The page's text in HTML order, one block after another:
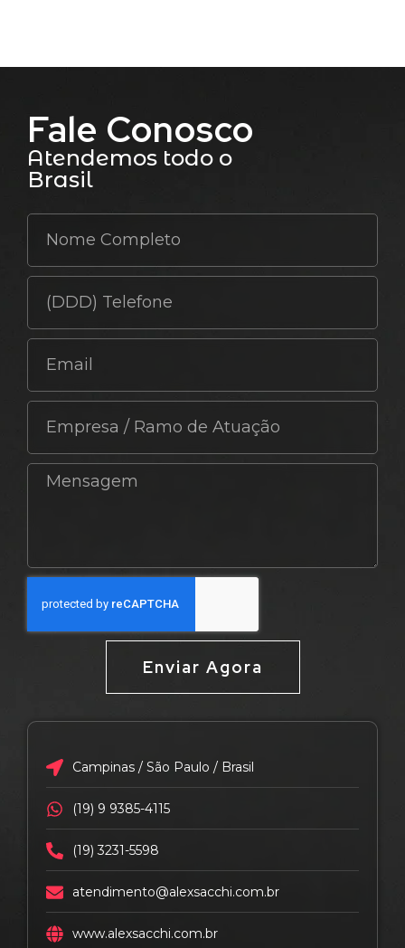
Fale Conosco
Atendemos todo o
Brasil
Enviar Agora
Campinas / São Paulo / Brasil
(19) 9 9385-4115
(19) 3231-5598
atendimento@alexsacchi.com.br
www.alexsacchi.com.br